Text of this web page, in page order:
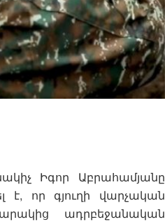
Իգոր Աբրահամյանը
է, որ գյուղի վարչական
ադրբեջանական